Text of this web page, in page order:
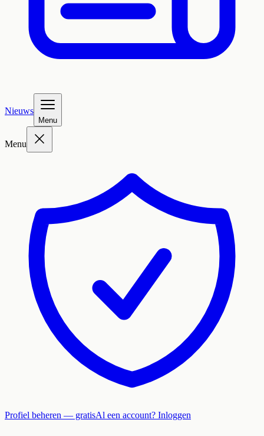
Nieuws
Menu
Menu
Profiel beheren — gratisAl een account? Inloggen